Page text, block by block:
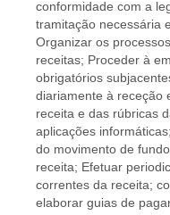
conformidade com a
tramitação necessária
Organizar os
receitas; Proceder à
obrigatórios
diariamente à receção
receita e das rúbricas
aplicações
do movimento de
receita; Efetuar
correntes da receita;
elaborar guias de